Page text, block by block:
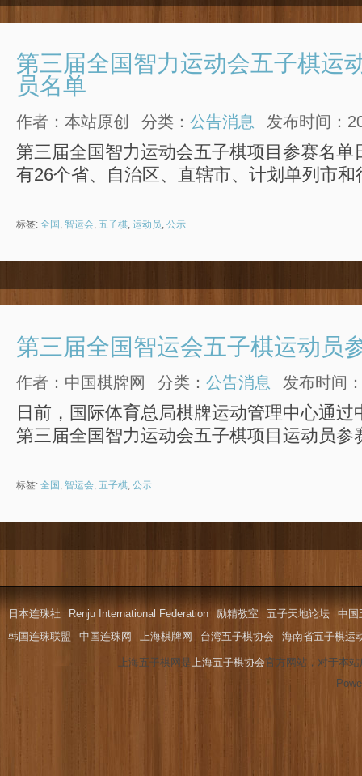
第三届全国智力运动会五子棋运
员名单
作者：本站原创 分类： 公告消息 发布时间：
第三届全国智力运动会五子棋项目参赛名单
有26个省、自治区、直辖市、计划单列市
标签: 全国 , 智运会, 五子棋, 运动员, 公示
第三届全国智运会五子棋运动员
作者：中国棋牌网 分类： 公告消息 发布时间
日前，国际体育总局棋牌运动管理中心通
第三届全国智力运动会五子棋项目运动员参
标签: 全国 智运会 五子棋 公示
日本连珠社 Renju International Federation 励精教室 五子天地论坛
中国
韩国连珠联盟
中国连珠网 上海棋牌网 台湾五子棋协会 海南省五子棋运
上海五子棋网是 上海五子棋协会官方网站，对于本